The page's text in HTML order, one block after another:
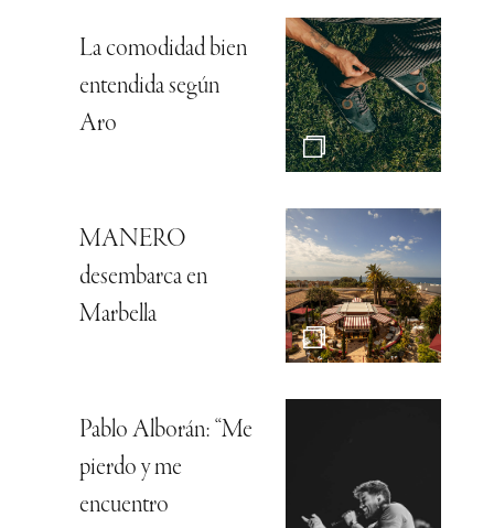
La comodidad bien
entendida según
Aro
MANERO
desembarca en
Marbella
Pablo Alborán: “Me
pierdo y me
encuentro